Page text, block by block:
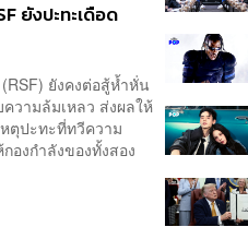
ยังปะทะเดือด
ยังคงต่อสู้ห้ำหั่น
วามล้มเหลว ส่งผลให้
ตุปะทะที่ทวีความ
งกำลังของทั้งสอง